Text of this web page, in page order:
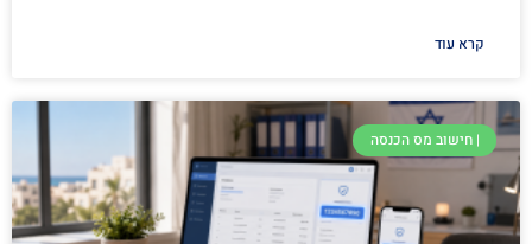
קרא עוד
| חישוב מס הכנסה